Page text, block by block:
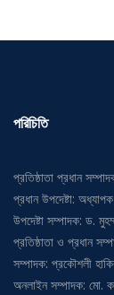
পরিচিতি
প্রতিষ্ঠাতা প্রধান
প্রধান উপদেষ্টা:
উপদেষ্টা সম্পাদক: ড.
প্রতিষ্ঠাতা ও প্রধান
সম্পাদক: প্রকৌশলী
অনলাইন সম্পাদক: মো.